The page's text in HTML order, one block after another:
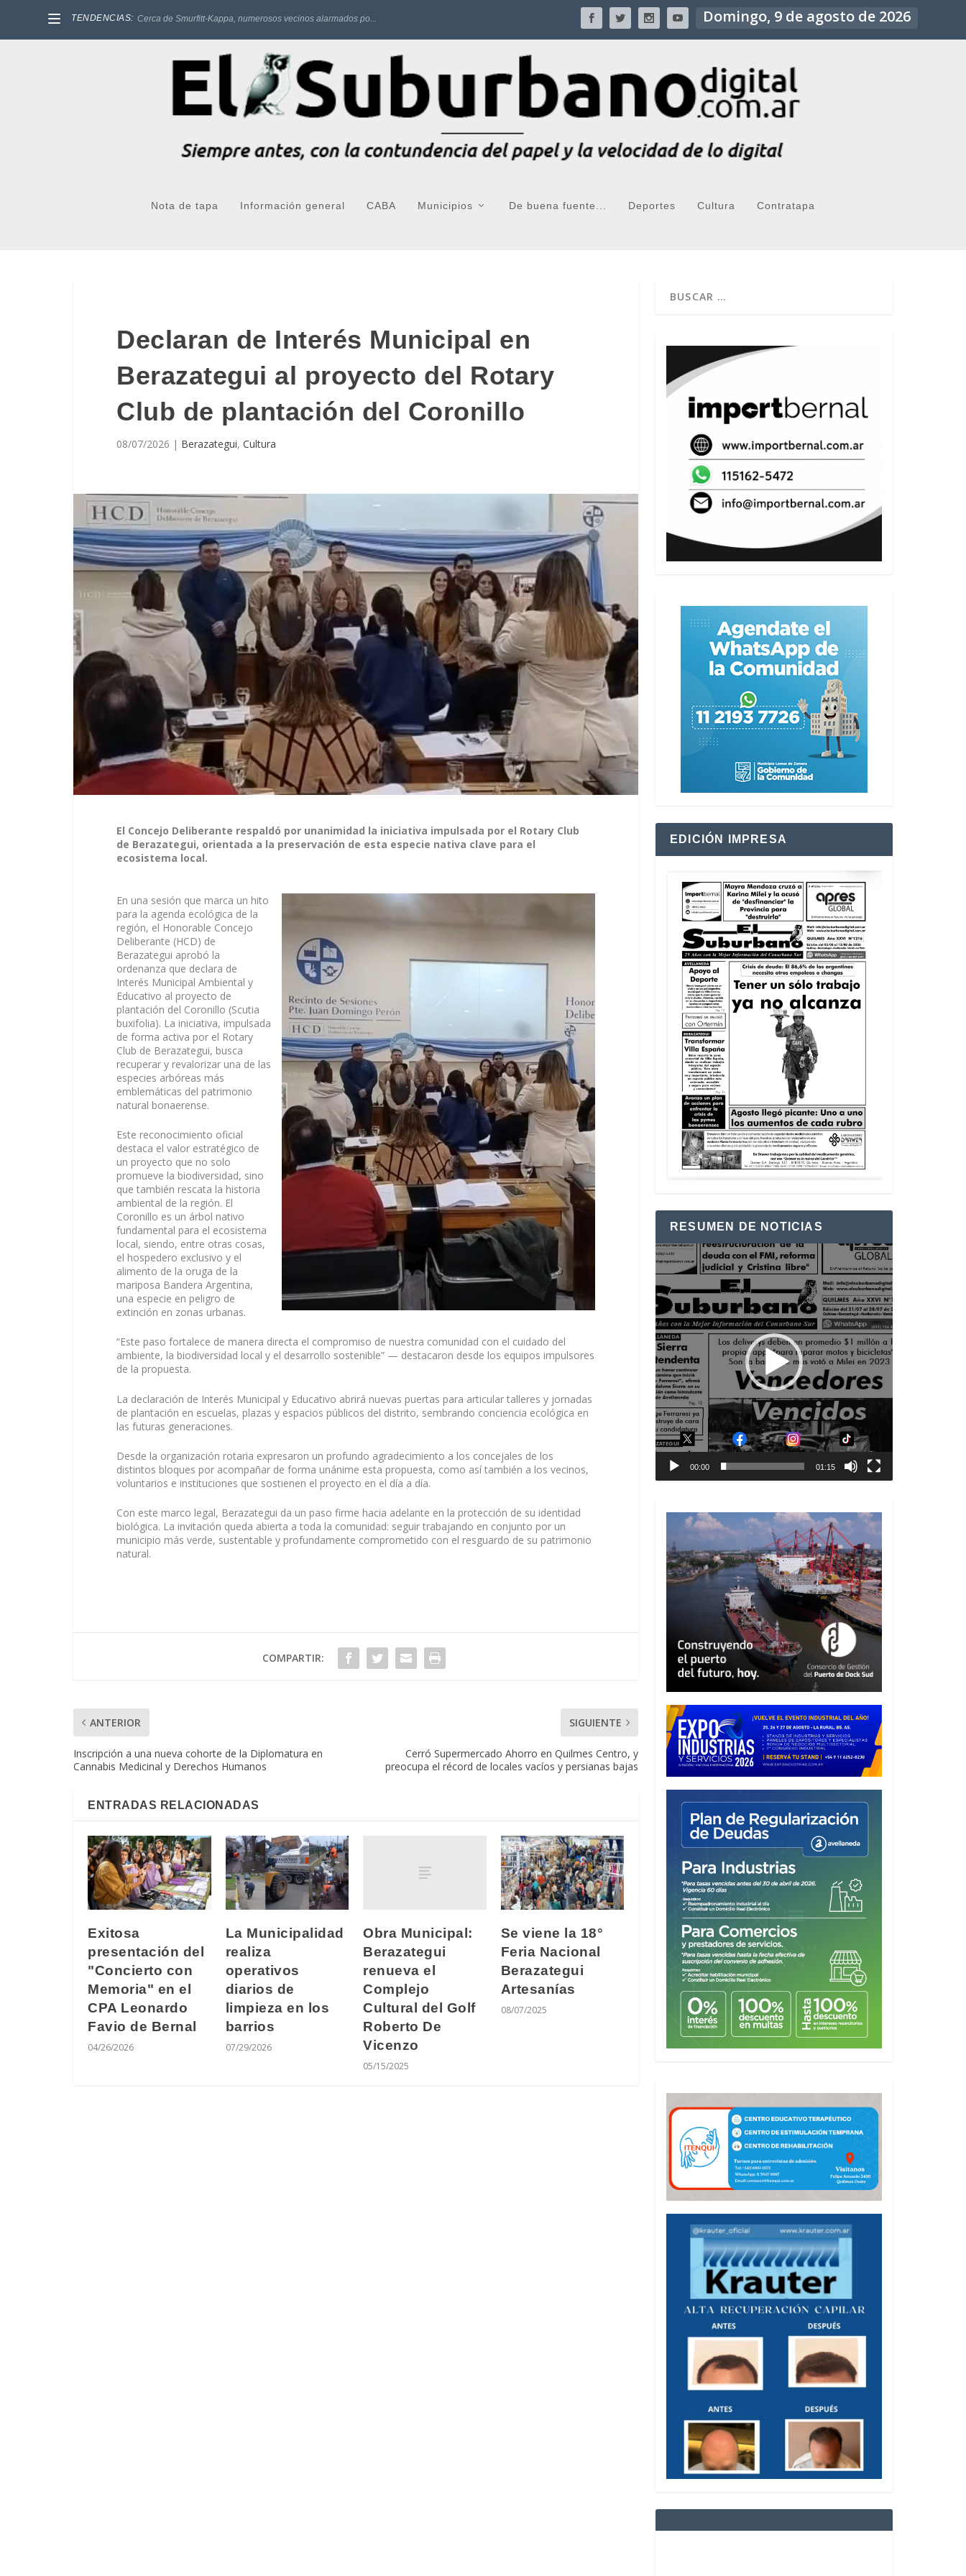
TENDENCIAS: Cerca de Smurfitt-Kappa, numerosos vecinos alarmados po... Domingo, 9 de agosto de 2026
Nota de tapa Información general CABA Municipios De buena fuente... Deportes Cultura Contratapa
Declaran de Interés Municipal en
Berazategui al proyecto del Rotary
Club de plantación del Coronillo
08/07/2026 | Berazategui, Cultura
El Concejo Deliberante respaldó por unanimidad la iniciativa impulsada por el Rotary Club
de Berazategui, orientada a la preservación de esta especie nativa clave para el
ecosistema local.
En una sesión que marca un hito
para la agenda ecológica de la
región, el Honorable Concejo
Deliberante (HCD) de
Berazategui aprobó la
ordenanza que declara de
Interés Municipal Ambiental y
Educativo al proyecto de
plantación del Coronillo (Scutia
buxifolia). La iniciativa, impulsada
de forma activa por el Rotary
Club de Berazategui, busca
recuperar y revalorizar una de las
especies arbóreas más
emblemáticas del patrimonio
natural bonaerense.
Este reconocimiento oficial
destaca el valor estratégico de
un proyecto que no solo
promueve la biodiversidad, sino
que también rescata la historia
ambiental de la región. El
Coronillo es un árbol nativo
fundamental para el ecosistema
local, siendo, entre otras cosas,
el hospedero exclusivo y el
alimento de la oruga de la
mariposa Bandera Argentina,
una especie en peligro de
extinción en zonas urbanas.
“Este paso fortalece de manera directa el compromiso de nuestra comunidad con el cuidado del
ambiente, la biodiversidad local y el desarrollo sostenible” — destacaron desde los equipos impulsores
de la propuesta.
La declaración de Interés Municipal y Educativo abrirá nuevas puertas para articular talleres y jornadas
de plantación en escuelas, plazas y espacios públicos del distrito, sembrando conciencia ecológica en
las futuras generaciones.
Desde la organización rotaria expresaron un profundo agradecimiento a los concejales de los
distintos bloques por acompañar de forma unánime esta propuesta, como así también a los vecinos,
voluntarios e instituciones que sostienen el proyecto en el día a día.
Con este marco legal, Berazategui da un paso firme hacia adelante en la protección de su identidad
biológica. La invitación queda abierta a toda la comunidad: seguir trabajando en conjunto por un
municipio más verde, sustentable y profundamente comprometido con el resguardo de su patrimonio
natural.
COMPARTIR:
ANTERIOR
Inscripción a una nueva cohorte de la Diplomatura en
Cannabis Medicinal y Derechos Humanos
SIGUIENTE
Cerró Supermercado Ahorro en Quilmes Centro, y
preocupa el récord de locales vacíos y persianas bajas
ENTRADAS RELACIONADAS
Exitosa
presentación del
"Concierto con
Memoria" en el
CPA Leonardo
Favio de Bernal
04/26/2026
La Municipalidad
realiza
operativos
diarios de
limpieza en los
barrios
07/29/2026
Obra Municipal:
Berazategui
renueva el
Complejo
Cultural del Golf
Roberto De
Vicenzo
05/15/2025
Se viene la 18°
Feria Nacional
Berazategui
Artesanías
08/07/2025
EDICIÓN IMPRESA
RESUMEN DE NOTICIAS
Reproductor
de
vídeo
00:00 01:15